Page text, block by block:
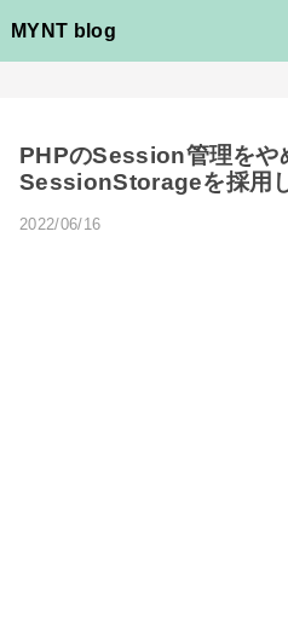
MYNT blog
PHPのSession管理を
SessionStorageを採用
2022/06/16